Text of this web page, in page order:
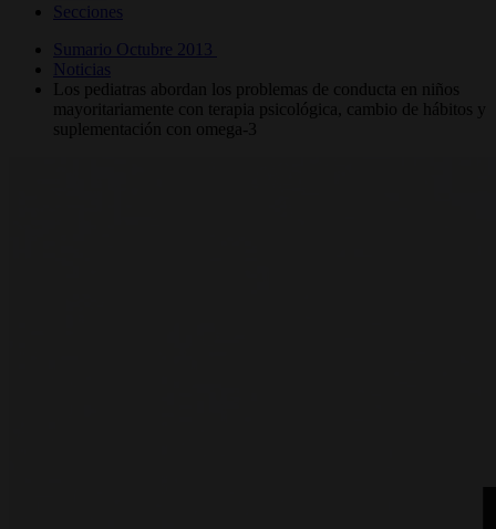
Secciones
Sumario Octubre 2013
Noticias
Los pediatras abordan los problemas de conducta en niños
mayoritariamente con terapia psicológica, cambio de hábitos y
suplementación con omega-3